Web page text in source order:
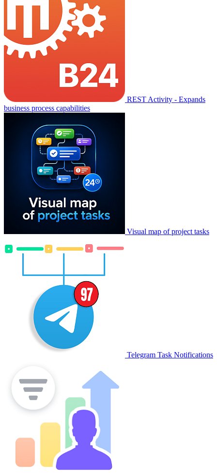
REST Activity - Expands
business process capabilities
Visual map of project tasks
Telegram Task Notifications